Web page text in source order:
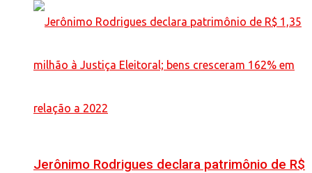
Jerônimo Rodrigues declara patrimônio de R$